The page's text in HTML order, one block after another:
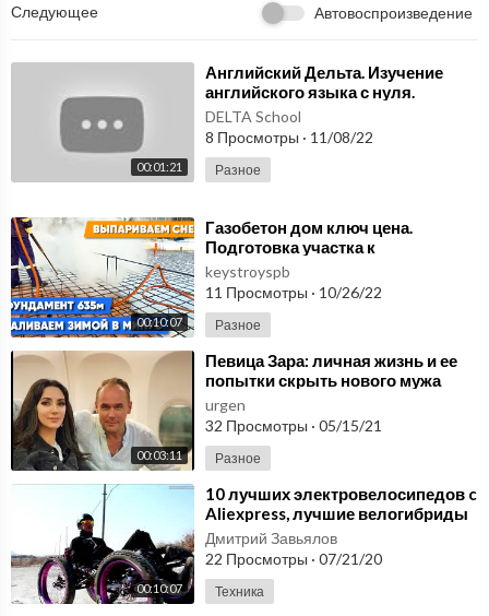
Следующее Автовоспроизведение
00:01:21
⁣Английский Дельта. Изучение
английского языка с нуля.
Подготовка к ЕГЭ.
DELTA School
8 Просмотры · 11/08/22
Разное
00:10:07
⁣Газобетон дом ключ цена.
Подготовка участка к
строительству. Заливка
фундамента зимой | Строим два д
keystroyspb
11 Просмотры · 10/26/22
Разное
00:03:11
⁣Певица Зара: личная жизнь и ее
попытки скрыть нового мужа
urgen
32 Просмотры · 05/15/21
Разное
00:10:07
⁣10 лучших электровелосипедов c
Aliexpress, лучшие велогибриды
2019
Дмитрий Завьялов
22 Просмотры · 07/21/20
Техника